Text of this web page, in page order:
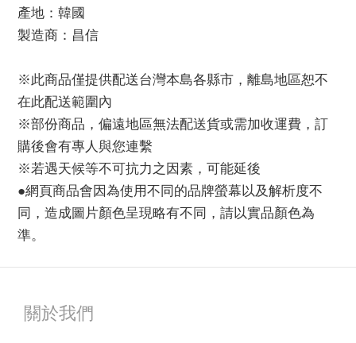
產地：韓國
製造商：昌信
※此商品僅提供配送台灣本島各縣市，離島地區恕不
在此配送範圍內
※部份商品，偏遠地區無法配送貨或需加收運費，訂
購後會有專人與您連繫
※若遇天候等不可抗力之因素，可能延後
●網頁商品會因為使用不同的品牌螢幕以及解析度不
同，造成圖片顏色呈現略有不同，請以實品顏色為
準。
關於我們